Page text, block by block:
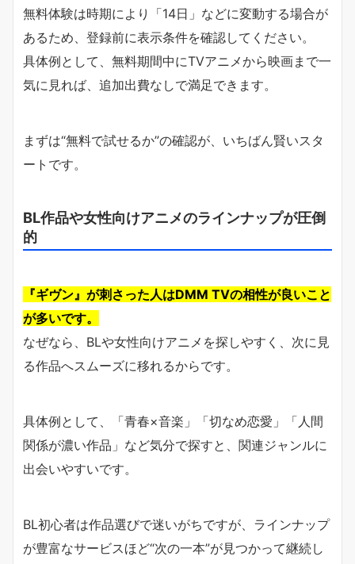
無料体験は時期により「14日」などに変動する場合が
あるため、登録前に表示条件を確認してください。
具体例として、無料期間中にTVアニメから映画まで一
気に見れば、追加出費なしで満足できます。
まずは“無料で試せるか”の確認が、いちばん賢いスタ
ートです。
BL作品や女性向けアニメのラインナップが圧倒
的
『ギヴン』が刺さった人はDMM TVの相性が良いこと
が多いです。
なぜなら、BLや女性向けアニメを探しやすく、次に見
る作品へスムーズに移れるからです。
具体例として、「青春×音楽」「切なめ恋愛」「人間
関係が濃い作品」など気分で探すと、関連ジャンルに
出会いやすいです。
BL初心者は作品選びで迷いがちですが、ラインナップ
が豊富なサービスほど“次の一本”が見つかって継続し